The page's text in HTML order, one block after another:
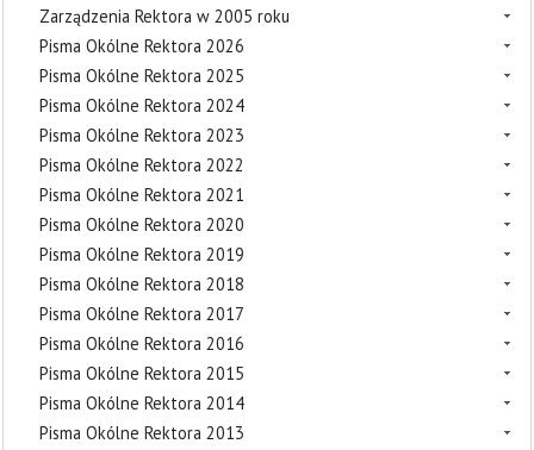
Zarządzenia Rektora w 2005 roku
Pisma Okólne Rektora 2026
Pisma Okólne Rektora 2025
Pisma Okólne Rektora 2024
Pisma Okólne Rektora 2023
Pisma Okólne Rektora 2022
Pisma Okólne Rektora 2021
Pisma Okólne Rektora 2020
Pisma Okólne Rektora 2019
Pisma Okólne Rektora 2018
Pisma Okólne Rektora 2017
Pisma Okólne Rektora 2016
Pisma Okólne Rektora 2015
Pisma Okólne Rektora 2014
Pisma Okólne Rektora 2013